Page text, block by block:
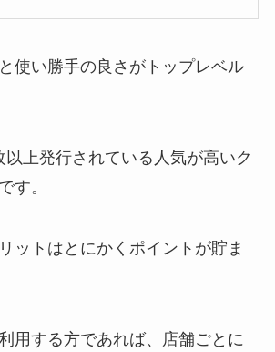
使い勝手の良さがトップレベル
上発行されている人気が高いク
す。
ットはとにかくポイントが貯ま
用する方であれば、店舗ごとに